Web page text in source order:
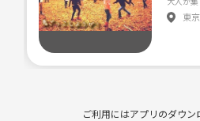
いします)
を記載の上ご連絡ください！
※当サークルは18歳以上(高校生不可)の
ごめんね。(＞人＜;)
東
ご利用にはアプリのダウ